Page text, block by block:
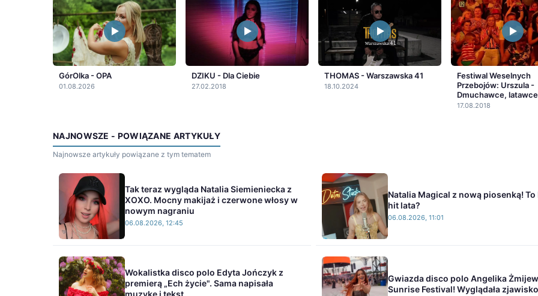
GórOlka - OPA
01.08.2026
DZIKU - Dla Ciebie
27.02.2018
THOMAS - Warszawska 41
18.10.2024
Festiwal Weselnych
Przebojów: Urszula -
Dmuchawce,
17.08.2018
NAJNOWSZE - POWIĄZANE ARTYKUŁY
Najnowsze artykuły powiązane z tym tematem
Tak teraz wygląda Natalia Siemieniecka z
XOXO. Mocny makijaż i czerwone włosy w
nowym nagraniu
06.08.2026, 12:45
Natalia Magical z nową piosenką!
hit lata?
06.08.2026, 11:01
Wokalistka disco polo Edyta Jończyk z
premierą „Ech życie". Sama napisała
Gwiazda disco polo Angelika
Sunrise Festival! Wyglądała